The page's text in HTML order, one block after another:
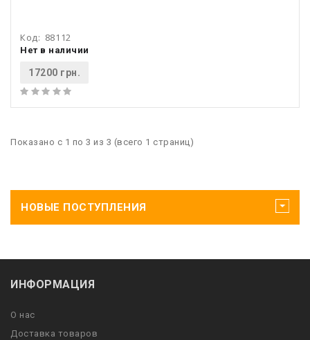
Код: 88112
Нет в наличии
17200 грн.
Показано с 1 по 3 из 3 (всего 1 страниц)
НОВЫЕ ПОСТУПЛЕНИЯ
ИНФОРМАЦИЯ
О нас
Доставка товаров